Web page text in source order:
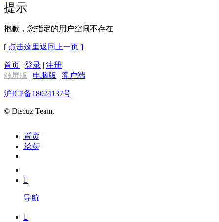
提示
抱歉，您指定的用户空间不存在
[ 点击这里返回上一页 ]
首页 | 登录 | 注册
触屏版 | 电脑版 | 客户端
沪ICP备18024137号
© Discuz Team.
首页
论坛
我的

导航
